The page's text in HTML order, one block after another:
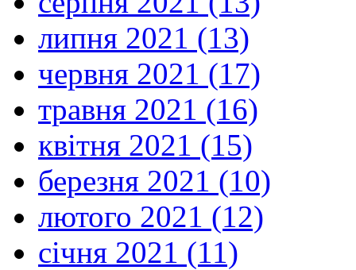
липня 2021 (13)
червня 2021 (17)
травня 2021 (16)
квітня 2021 (15)
березня 2021 (10)
лютого 2021 (12)
січня 2021 (11)